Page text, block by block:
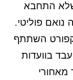
התחבא
פוליטי.
השתתף
בוועדות